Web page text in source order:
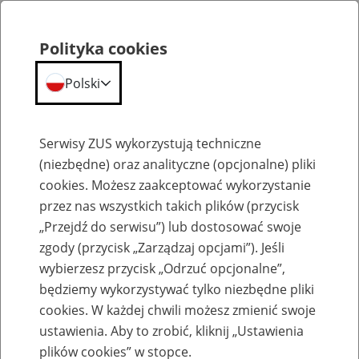
Bieżące wyjaśnienia komórek merytorycznych
Świadczenie postojowe jednokrotne,
dwukrotne lub trzykrotne
Polityka cookies
Polski
Serwisy ZUS wykorzystują techniczne
(niezbędne) oraz analityczne (opcjonalne) pliki
cookies. Możesz zaakceptować wykorzystanie
przez nas wszystkich takich plików (przycisk
„Przejdź do serwisu”) lub dostosować swoje
zgody (przycisk „Zarządzaj opcjami”). Jeśli
wybierzesz przycisk „Odrzuć opcjonalne”,
będziemy wykorzystywać tylko niezbędne pliki
cookies. W każdej chwili możesz zmienić swoje
ustawienia. Aby to zrobić, kliknij „Ustawienia
plików cookies” w stopce.